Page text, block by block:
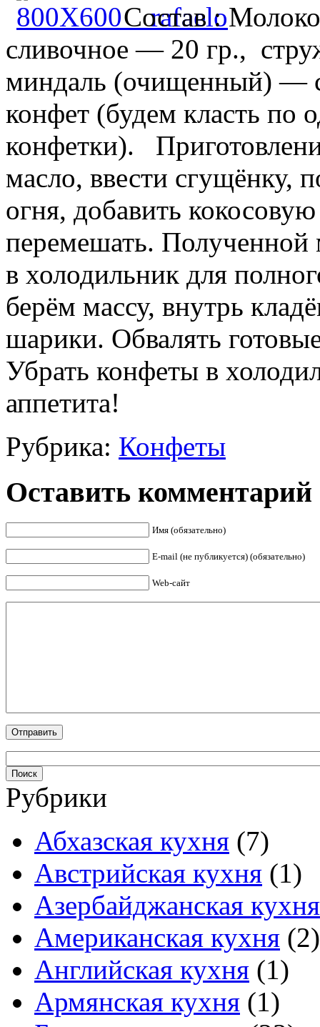
Состав :
сливочное — 20 гр.,
миндаль (очищенный) —
конфет (будем класть по
конфетки).
масло, ввести сгущёнку,
огня, добавить
перемешать. Полученной
в холодильник для
берём массу, внутрь
шарики. Обвалять
Убрать конфеты в
аппетита!
Рубрика: Конфеты
Оставить комментарий
Имя (обязательно)
E-mail (не публикуется) (обязательно)
Web-сайт
Рубрики
Абхазская кухня (7)
Австрийская кухня (1)
Азербайджанская кухня
Американская кухня (2)
Английская кухня (1)
Армянская кухня (1)